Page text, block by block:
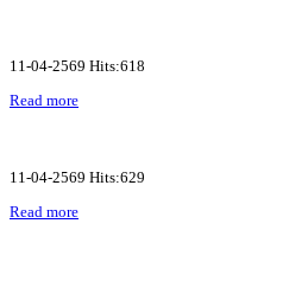
11-04-2569 Hits:618
Read more
11-04-2569 Hits:629
Read more